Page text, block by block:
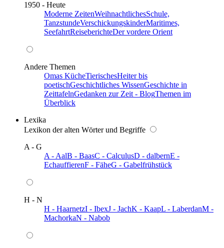
1950 - Heute
Moderne ZeitenWeihnachtlichesSchule,
TanzstundeVerschickungskinderMaritimes,
SeefahrtReiseberichteDer vordere Orient
Andere Themen
Omas KücheTierischesHeiter bis
poetischGeschichtliches WissenGeschichte in
ZeittafelnGedanken zur Zeit - BlogThemen im
Überblick
Lexika
Lexikon der alten Wörter und Begriffe
A - G
A - AalB - BaasC - CalculusD - dalbernE -
EchauffierenF - FäheG - Gabelfrühstück
H - N
H - HaarnetzI - IbexJ - JachK - KaapL - LaberdanM -
MachorkaN - Nabob